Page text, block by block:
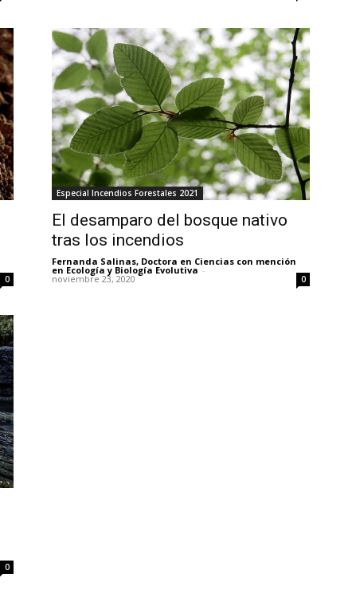
0
Especial Incendios Forestales 2021
El desamparo del bosque nativo
tras los incendios
Fernanda Salinas, Doctora en Ciencias con mención
en Ecología y Biología Evolutiva -
noviembre 23, 2020 0
0